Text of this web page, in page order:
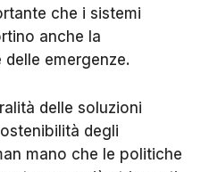
che i sistemi
anche la
emergenze.
delle soluzioni
degli
mano che le politiche